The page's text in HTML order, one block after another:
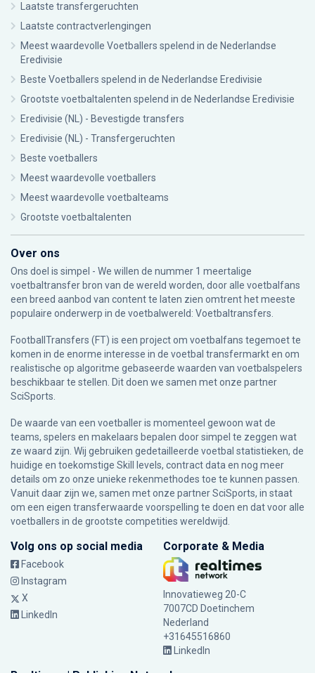
Laatste transfergeruchten
Laatste contractverlengingen
Meest waardevolle Voetballers spelend in de Nederlandse
Eredivisie
Beste Voetballers spelend in de Nederlandse Eredivisie
Grootste voetbaltalenten spelend in de Nederlandse Eredivisie
Eredivisie (NL) - Bevestigde transfers
Eredivisie (NL) - Transfergeruchten
Beste voetballers
Meest waardevolle voetballers
Meest waardevolle voetbalteams
Grootste voetbaltalenten
Over ons
Ons doel is simpel - We willen de nummer 1 meertalige
voetbaltransfer bron van de wereld worden, door alle voetbalfans
een breed aanbod van content te laten zien omtrent het meeste
populaire onderwerp in de voetbalwereld: Voetbaltransfers.
FootballTransfers (FT) is een project om voetbalfans tegemoet te
komen in de enorme interesse in de voetbal transfermarkt en om
realistische op algoritme gebaseerde waarden van voetbalspelers
beschikbaar te stellen. Dit doen we samen met onze partner
SciSports
De waarde van een voetballer is momenteel gewoon wat de
teams, spelers en makelaars bepalen door simpel te zeggen wat
ze waard zijn. Wij gebruiken gedetailleerde voetbal statistieken, de
huidige en toekomstige Skill levels, contract data en nog meer
details om zo onze unieke rekenmethodes toe te kunnen passen.
Vanuit daar zijn we, samen met onze partner SciSports, in staat
om een eigen transferwaarde voorspelling te doen en dat voor alle
voetballers in de grootste competities wereldwijd.
Volg ons op social media
Facebook
Instagram
X
LinkedIn
Corporate & Media
Innovatieweg 20-C
7007CD Doetinchem
Nederland
+31645516860
LinkedIn